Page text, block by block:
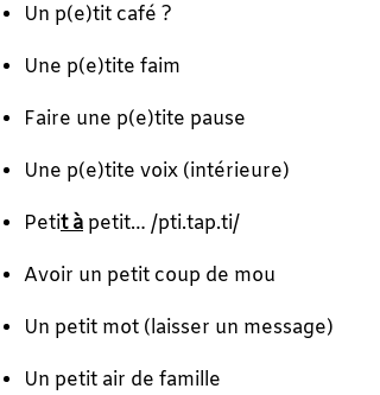
Un p(e)tit café ?
Une p(e)tite faim
Faire une p(e)tite pause
Une p(e)tite voix (intérieure)
Petit à petit… /pti.tap.ti/
Avoir un petit coup de mou
Un petit mot (laisser un message)
Un petit air de famille